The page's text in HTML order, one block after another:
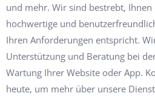
und mehr. Wir sind bestrebt,
hochwertige und
Ihren Anforderungen entspricht.
Unterstützung und Beratung bei
Wartung Ihrer Website oder App.
heute, um mehr über unsere